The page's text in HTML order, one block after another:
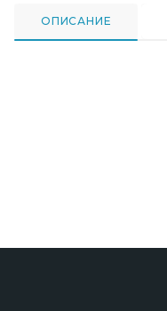
ОПИСАНИЕ